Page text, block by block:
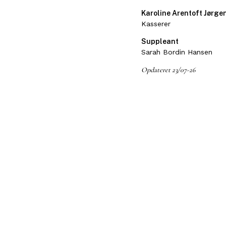
Karoline Arentoft
Kasserer
Suppleant
Sarah Bordin Hansen
Opdateret 23/07-26